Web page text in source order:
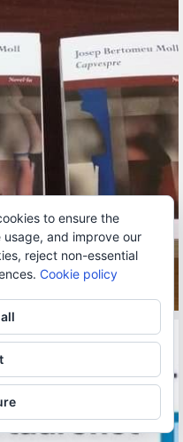
to ensure the
and improve our
reject non-essential
Cookie policy